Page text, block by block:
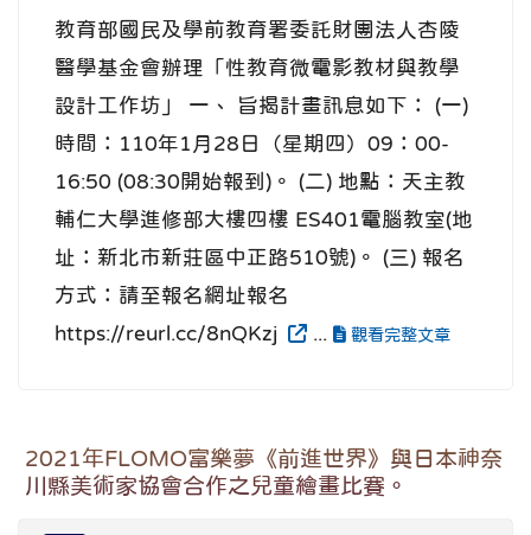
教育部國民及學前教育署委託財團法人杏陵
醫學基金會辦理「性教育微電影教材與教學
設計工作坊」 一、 旨揭計畫訊息如下： (一)
時間：110年1月28日（星期四）09：00-
16:50 (08:30開始報到)。 (二) 地點：天主教
輔仁大學進修部大樓四樓 ES401電腦教室(地
址：新北市新莊區中正路510號)。 (三) 報名
方式：請至報名網址報名
https://reurl.cc/8nQKzj
... 觀看完整文章
2021年FLOMO富樂夢《前進世界》與日本神奈
川縣美術家協會合作之兒童繪畫比賽。